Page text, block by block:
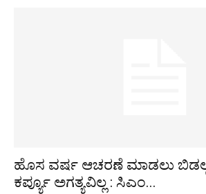
ಹೊಸ ವರ್ಷ ಆಚರಣೆ ಮಾಡಲು ಬಿಡಲ್ಲ.
ಕರ್ಪ್ಯೂ ಅಗತ್ಯವಿಲ್ಲ : ಸಿಎಂ...